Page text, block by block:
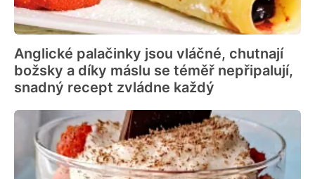
Anglické palačinky jsou vláčné, chutnají
božsky a díky máslu se téměř nepřipalují,
snadný recept zvládne každý